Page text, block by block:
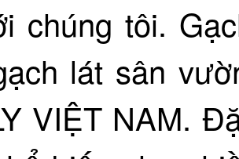
chúng tôi.
lát sân
VIỆT NAM.